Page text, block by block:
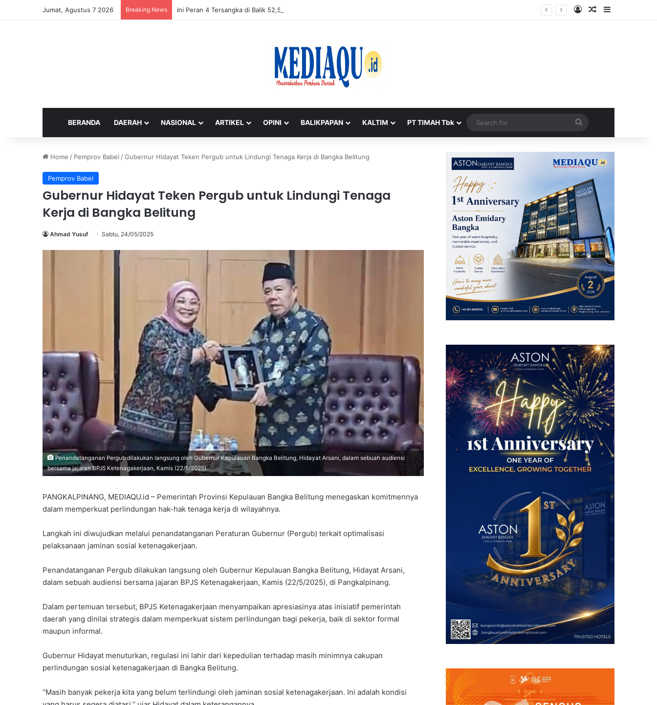
Jumat, Agustus 7 2026 Breaking News Ini Peran 4 Tersangka di Balik 52,5 Ton Pasir Timah Ilegal Belitung Log InRandom Article
Sidebar
BERANDA DAERAH NASIONAL ARTIKEL OPINI BALIKPAPAN KALTIM PT TIMAH Tbk
for
Home / Pemprov Babel /Gubernur Hidayat Teken Pergub untuk Lindungi Tenaga Kerja di Bangka Belitung
Pemprov Babel
Gubernur Hidayat Teken Pergub untuk Lindungi Tenaga
Kerja di Bangka Belitung
Ahmad Yusuf Sabtu, 24/05/2025
Penandatanganan Pergub dilakukan langsung oleh Gubernur Kepulauan Bangka Belitung, Hidayat Arsani, dalam sebuah audiensi
bersama jajaran BPJS Ketenagakerjaan, Kamis (22/5/2025).
PANGKALPINANG, MEDIAQU.id – Pemerintah Provinsi Kepulauan Bangka Belitung menegaskan komitmennya
dalam memperkuat perlindungan hak-hak tenaga kerja di wilayahnya.
Langkah ini diwujudkan melalui penandatanganan Peraturan Gubernur (Pergub) terkait optimalisasi
pelaksanaan jaminan sosial ketenagakerjaan.
Penandatanganan Pergub dilakukan langsung oleh Gubernur Kepulauan Bangka Belitung, Hidayat Arsani,
dalam sebuah audiensi bersama jajaran BPJS Ketenagakerjaan, Kamis (22/5/2025), di Pangkalpinang.
Dalam pertemuan tersebut, BPJS Ketenagakerjaan menyampaikan apresiasinya atas inisiatif pemerintah
daerah yang dinilai strategis dalam memperkuat sistem perlindungan bagi pekerja, baik di sektor formal
maupun informal.
Gubernur Hidayat menuturkan, regulasi ini lahir dari kepedulian terhadap masih minimnya cakupan
perlindungan sosial ketenagakerjaan di Bangka Belitung.
“Masih banyak pekerja kita yang belum terlindungi oleh jaminan sosial ketenagakerjaan. Ini adalah kondisi